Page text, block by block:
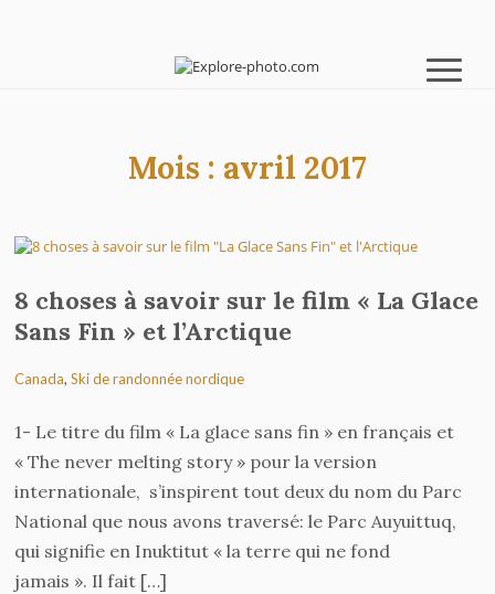
Mois : avril 2017
8 choses à savoir sur le film « La Glace
Sans Fin » et l’Arctique
Canada,Ski de randonnée nordique
1- Le titre du film « La glace sans fin » en français et
« The never melting story » pour la version
internationale, s’inspirent tout deux du nom du Parc
National que nous avons traversé: le Parc Auyuittuq,
qui signifie en Inuktitut « la terre qui ne fond
jamais ». Il fait […]